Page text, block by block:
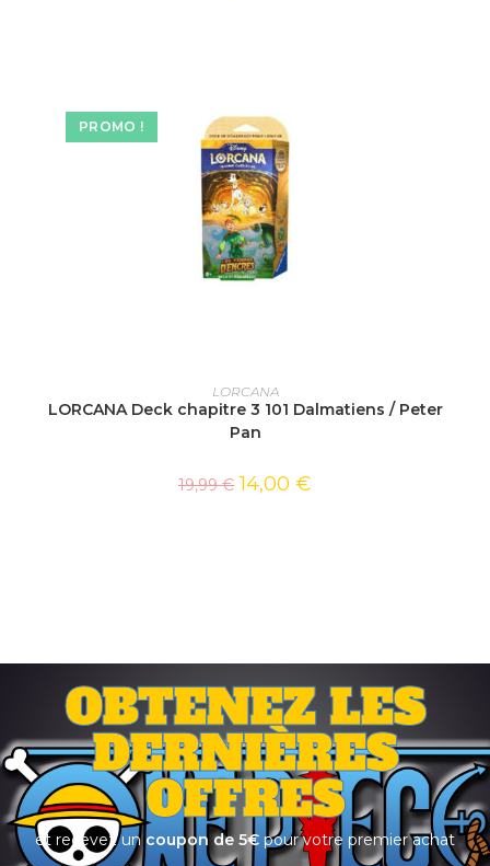
PROMO !
AJOUTER AU PANIER
LORCANA
LORCANA Deck chapitre 3 101 Dalmatiens / Peter
Pan
19,99€ 14,00 €
OBTENEZ LES
DERNIÈRES
OFFRES
et recevez un coupon de 5€ pour votre premier achat